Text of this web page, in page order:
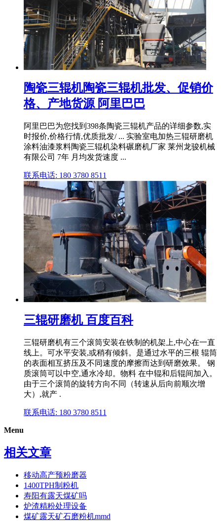
陶瓷三辊机陶瓷三辊机批发、促销价
格、产地货源 阿里巴巴
阿里巴巴为您找到398条陶瓷三辊机产品的详细参数,实
时报价,价格行情,优质批发/ ... 实验室电加热三辊研磨机
涂料油漆浆料陶瓷三辊机染料碾磨机厂家 莱州龙骏机械
有限公司 7年 月均发货速度 ...
联系电话: 180 3780 8511
三辊研磨机 百度百科
三辊研磨机有三个滚筒安装在铁制的机架上,中心在一直
线上。可水平安装,或稍有倾斜。是通过水平的三根 辊筒
的表面相互挤压及不同速度的摩擦而达到研磨效果。 钢
质滚筒可以中空,通水冷却。物料 在中辊和后辊间加入。
由于三个滚筒的旋转方向不同（转速从后向前顺次增
大）,就产 .
联系电话: 180 3780 8511
Menu
相关文章
移动高产预粉磨器
1400TPH制粉机
寿阳有露天煤矿吗
炉渣精粉处理设备
煤矿露天矿石磨粉机mmd